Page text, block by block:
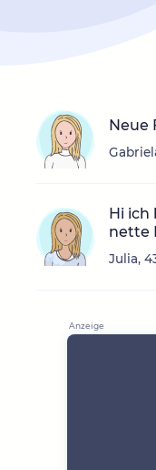
Neue
Hi ich
nette
Julia,